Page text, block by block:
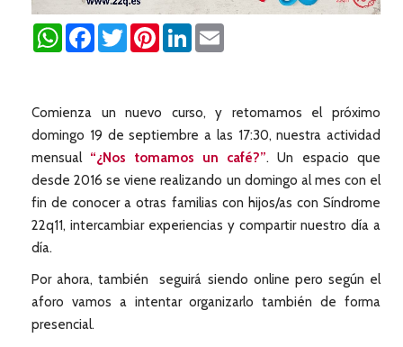
WhatsAppFacebookTwitterPinterestLinkedIn
Comienza un nuevo curso, y retomamos el próximo
domingo 19 de septiembre a las 17:30, nuestra actividad
mensual “¿Nos tomamos un café?”. Un espacio que
desde 2016 se viene realizando un domingo al mes con el
fin de conocer a otras familias con hijos/as con Síndrome
22q11, intercambiar experiencias y compartir nuestro día a
día.
Por ahora, también seguirá siendo online pero según el
aforo vamos a intentar organizarlo también de forma
presencial.